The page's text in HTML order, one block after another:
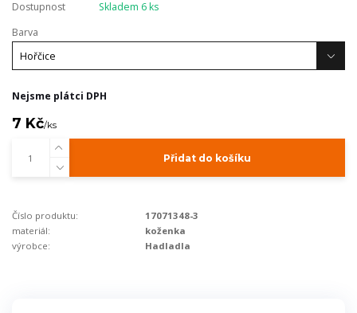
Dostupnost
Skladem 6 ks
Barva
Nejsme plátci DPH
7 Kč/ks
Přidat do košíku
Číslo produktu:
17071348-3
materiál:
koženka
výrobce:
Hadladla